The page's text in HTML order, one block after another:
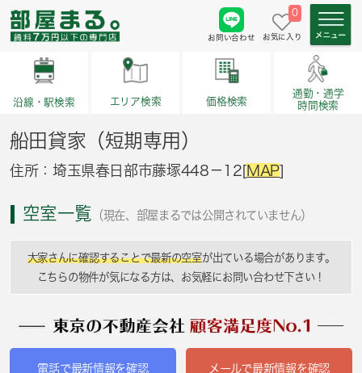
お問い合わせ
0
お気に入り
沿線・駅検索 エリア検索 価格検索
通勤・通学
時間検索
船田貸家（短期専用）
住所：埼玉県春日部市藤塚448－12[MAP]
空室一覧 （現在、部屋まるでは公開されていません）
大家さんに確認することで最新の空室が出ている場合があります。
こちらの物件が気になる方は、お気軽にお問い合わせ下さい！
電話で最新情報を確認 メールで最新情報を確認